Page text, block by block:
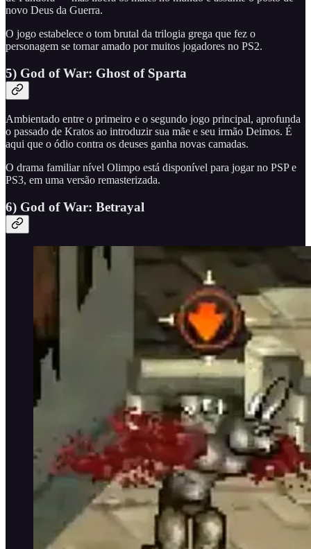
novo Deus da Guerra.
O jogo estabelece o tom brutal da trilogia grega que fez o
personagem se tornar amado por muitos jogadores no PS2.
5) God of War: Ghost of Sparta
Ambientado entre o primeiro e o segundo jogo principal, aprofunda
o passado de Kratos ao introduzir sua mãe e seu irmão Deimos. É
aqui que o ódio contra os deuses ganha novas camadas.
O drama familiar nível Olimpo está disponível para jogar no PSP e
PS3, em uma versão remasterizada.
6) God of War: Betrayal